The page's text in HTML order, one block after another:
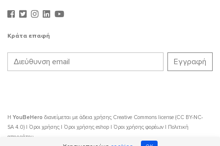
Κράτα επαφή
Η YouBeHero διανείμεται με άδεια χρήσης Creative Commons license (CC BY-NC-
SA 4.0)
Όροι χρήσης Όροι χρήσης eshop Όροι χρήσης φορέων
Πολιτική
απορρήτου